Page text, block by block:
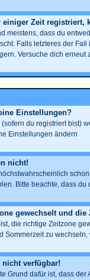
einiger Zeit
meistens, dass du
Falls letzteres der
Versuche dich
Einstellungen?
du registriert bist)
Einstellungen ändern
nicht!
Bitte beachte, dass
gewechselt und
die richtige Zeitzone
Sommerzeit zu
nicht verfügbar!
Grund dafür ist, dass